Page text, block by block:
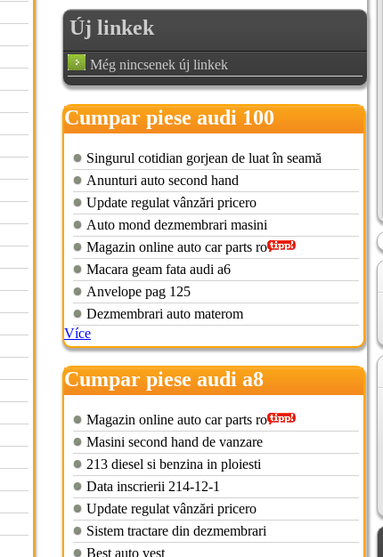
Új linkek
Még nincsenek új linkek
Cumpar piese audi 100
Singurul cotidian gorjean de luat în seamă
Anunturi auto second hand
Update regulat vânzări pricero
Auto mond dezmembrari masini
Magazin online auto car parts ro
Macara geam fata audi a6
Anvelope pag 125
Dezmembrari auto materom
Více
Cumpar piese audi a8
Magazin online auto car parts ro
Masini second hand de vanzare
213 diesel si benzina in ploiesti
Data inscrierii 214-12-1
Update regulat vânzări pricero
Sistem tractare din dezmembrari
Best auto vest